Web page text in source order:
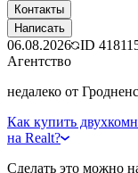
Контакты
Написать
06.08.2026 ID
Агентство
недалеко от
Как купить
на Realt?
Сделать это можно